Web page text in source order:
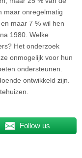
maar onregelmatig
maar 7 % wil hen
1980. Welke
Het onderzoek
onmogelijk voor hun
ondersteunen.
ontwikkeld zijn.
Follow us